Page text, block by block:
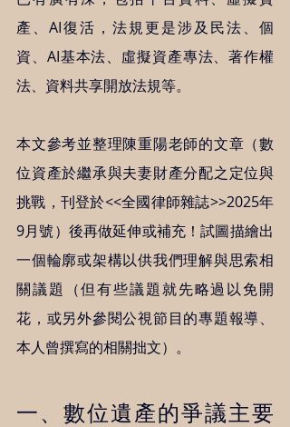
產、AI復活，法規更是涉及民法、個
資、AI基本法、虛擬資產專法、著作權
法、資料共享開放法規等。
本文參考並整理陳重陽老師的文章（數
位資產於繼承與夫妻財產分配之定位與
挑戰，刊登於<<全國律師雜誌>>2025年
9月號）後再做延伸或補充！試圖描繪出
一個輪廓或架構以供我們理解與思索相
關議題（但有些議題就先略過以免開
花，或另外參閱公視節目的專題報導、
本人曾撰寫的相關拙文）。
一、數位遺產的爭議主要